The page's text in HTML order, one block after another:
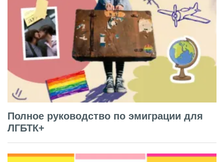
Полное руководство по эмиграции для
ЛГБТК+